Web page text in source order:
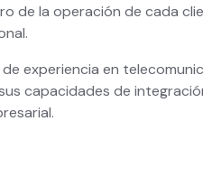
de la operación de cada
experiencia en
capacidades de